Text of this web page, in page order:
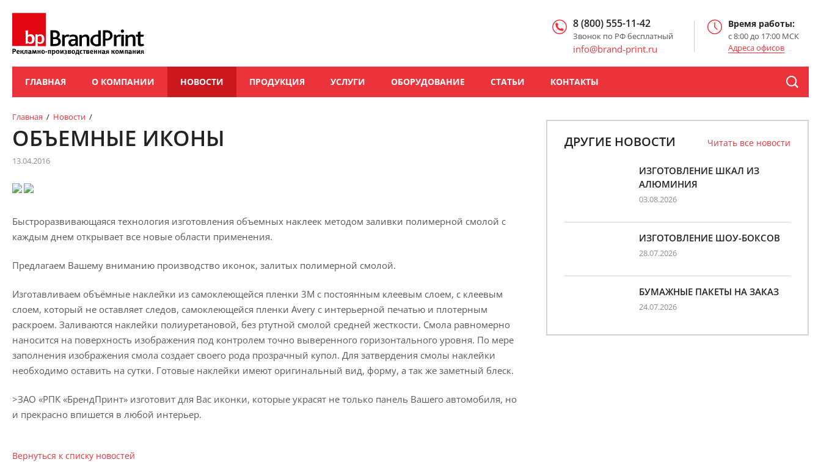
8 (800) 555-11-42
Звонок по РФ бесплатный
info@brand-print.ru
Время работы:
с 8:00 до 17:00 МСК
Адреса офисов
ГЛАВНАЯ О КОМПАНИИ НОВОСТИ ПРОДУКЦИЯ УСЛУГИ ОБОРУДОВАНИЕ СТАТЬИ КОНТАКТЫ
Главная / Новости /
ОБЪЕМНЫЕ ИКОНЫ
13.04.2016
Быстроразвивающаяся технология изготовления объемных наклеек методом заливки полимерной смолой с
каждым днем открывает все новые области применения.
Предлагаем Вашему вниманию производство иконок, залитых полимерной смолой.
Изготавливаем объёмные наклейки из самоклеющейся пленки 3М с постоянным клеевым слоем, с клеевым
слоем, который не оставляет следов, самоклеющейся пленки Avery с интерьерной печатью и плотерным
раскроем. Заливаются наклейки полиуретановой, без ртутной смолой средней жесткости. Смола равномерно
наносится на поверхность изображения под контролем точно выверенного горизонтального уровня. По мере
заполнения изображения смола создает своего рода прозрачный купол. Для затвердения смолы наклейки
необходимо оставить на сутки. Готовые наклейки имеют оригинальный вид, форму, а так же заметный блеск.
>ЗАО «РПК «БрендПринт» изготовит для Вас иконки, которые украсят не только панель Вашего автомобиля, но
и прекрасно впишется в любой интерьер.
Вернуться к списку новостей
ДРУГИЕ НОВОСТИ Читать все новости
ИЗГОТОВЛЕНИЕ ШКАЛ ИЗ
АЛЮМИНИЯ
03.08.2026
ИЗГОТОВЛЕНИЕ ШОУ-БОКСОВ
28.07.2026
БУМАЖНЫЕ ПАКЕТЫ НА ЗАКАЗ
24.07.2026